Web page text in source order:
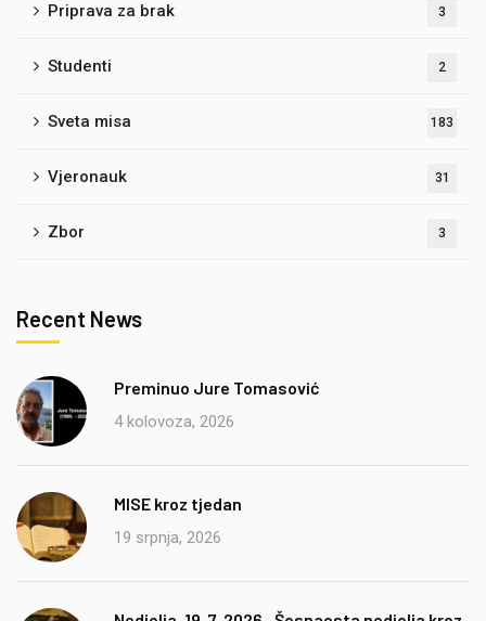
Priprava za brak 3
Studenti 2
Sveta misa 183
Vjeronauk 31
Zbor 3
Recent News
Preminuo Jure Tomasović
4 kolovoza, 2026
MISE kroz tjedan
19 srpnja, 2026